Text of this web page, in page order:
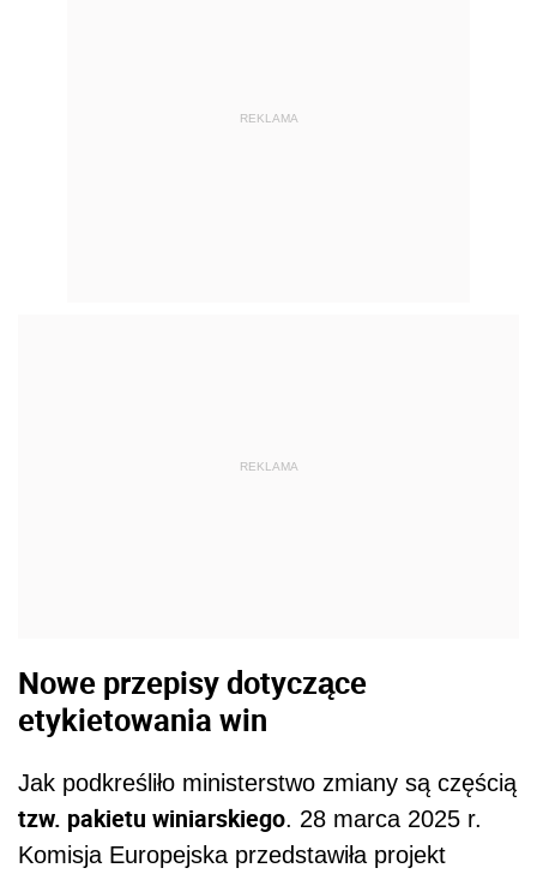
REKLAMA
REKLAMA
Nowe przepisy dotyczące
etykietowania win
Jak podkreśliło ministerstwo zmiany są częścią
tzw. pakietu winiarskiego. 28 marca 2025 r.
Komisja Europejska przedstawiła projekt